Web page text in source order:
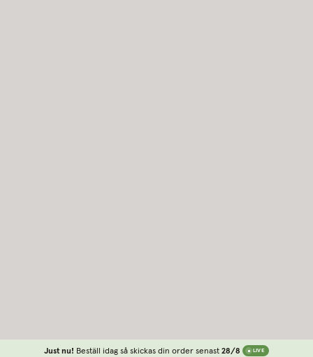
Just nu! Beställ idag så skickas din order senast 28/8 LIVE